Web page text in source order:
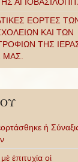
ΕΟΡΤΕΣ
ΚΑΙ ΤΩΝ
ΤΗΣ
ἡ
ἐπιτυχία οἱ